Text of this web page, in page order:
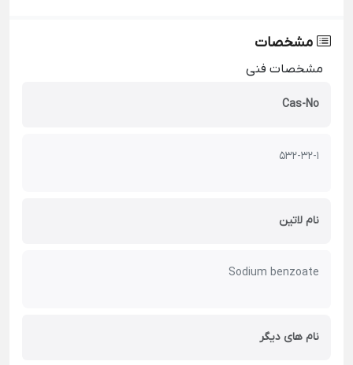
مشخصات
مشخصات فنی
Cas-No
532-32-1
نام لاتین
Sodium benzoate
نام های دیگر